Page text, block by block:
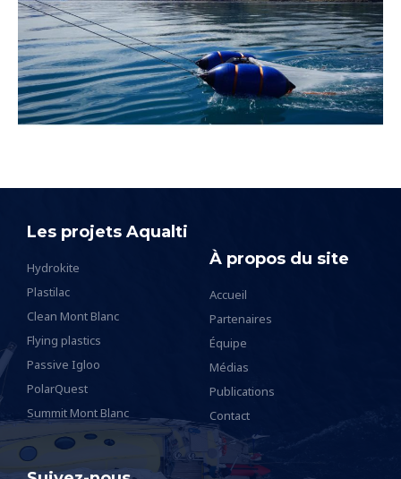
Les projets Aqualti
Hydrokite
Plastilac
Clean Mont Blanc
Flying plastics
Passive Igloo
PolarQuest
Summit Mont Blanc
À propos du site
Accueil
Partenaires
Équipe
Médias
Publications
Contact